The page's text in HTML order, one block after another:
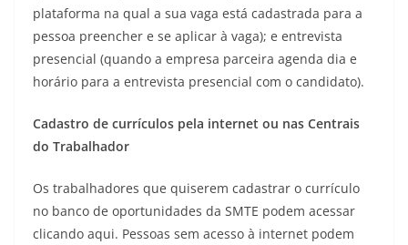
plataforma na qual a sua vaga está cadastrada para a
pessoa preencher e se aplicar à vaga); e entrevista
presencial (quando a empresa parceira agenda dia e
horário para a entrevista presencial com o candidato).
Cadastro de currículos pela internet ou nas Centrais
do Trabalhador
Os trabalhadores que quiserem cadastrar o currículo
no banco de oportunidades da SMTE podem acessar
clicando aqui. Pessoas sem acesso à internet podem